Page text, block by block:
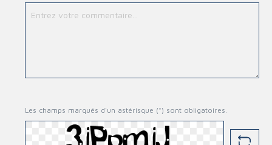
Les champs marqués d'un astérisque (*) sont obligatoires.